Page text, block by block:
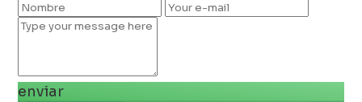
enviar